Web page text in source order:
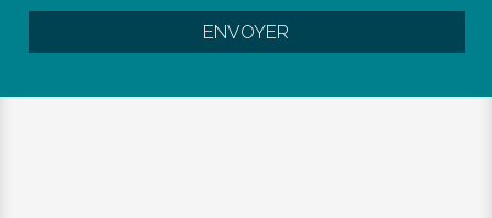
ENVOYER